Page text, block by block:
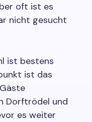
oft ist es
nicht gesucht
ist bestens
ist das
Dorftrödel und
es weiter